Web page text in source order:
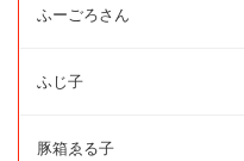
ふーごろさん
ふじ子
豚箱ゑる子